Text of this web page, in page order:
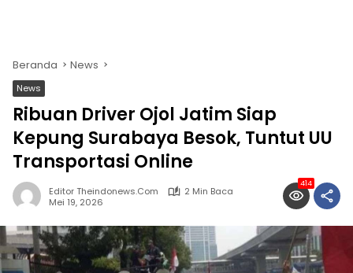
Beranda News
News
Ribuan Driver Ojol Jatim Siap
Kepung Surabaya Besok, Tuntut UU
Transportasi Online
Editor Theindonews.com
2 Min Baca
Mei 19, 2026
414